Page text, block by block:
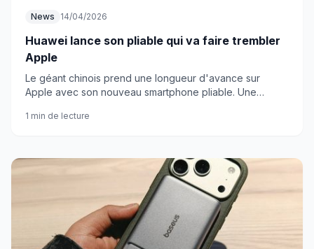
News 14/04/2026
Huawei lance son pliable qui va faire trembler
Apple
Le géant chinois prend une longueur d'avance sur
Apple avec son nouveau smartphone pliable. Une
marché.
1 min de lecture